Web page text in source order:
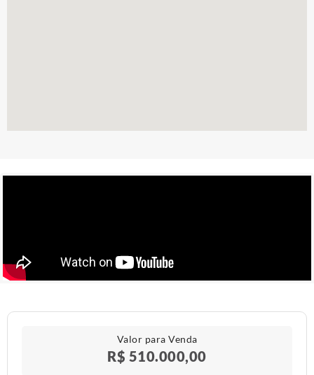
Valor para Venda
R$ 510.000,00